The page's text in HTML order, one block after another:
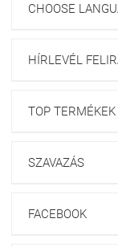
CHOOSE
HÍRLEVÉL
TOP TERMÉKEK
SZAVAZÁS
FACEBOOK